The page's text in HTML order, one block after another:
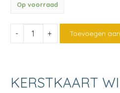
Op voorraad
Kerstkaart
Winter
Toevoegen
KERSTKAART